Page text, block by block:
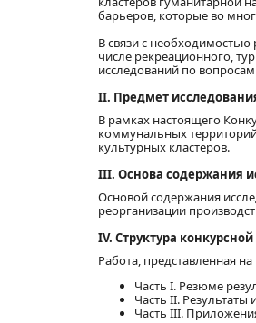
барьеров, которые во
В связи с
числе рекреационного,
исследований по
II. Предмет
В рамках настоящего
коммунальных
культурных кластеров.
III. Основа содержания
Основой содержания
реорганизации
IV. Структура
Работа, представленная
Часть I. Резюме
Часть II. Результаты
Часть III.